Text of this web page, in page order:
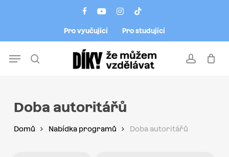
facebookyoutubeinstagram
tiktok
Pro vyučující Pro studující
account
Menu
Doba autoritářů
Domů Nabídka programů Doba autoritářů